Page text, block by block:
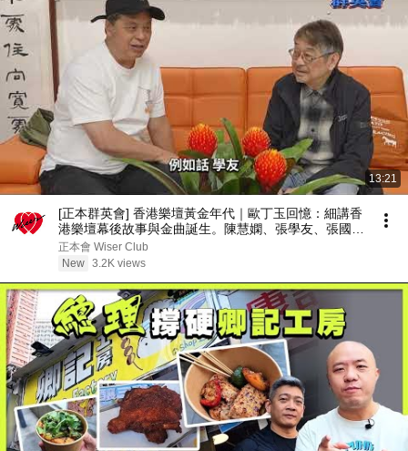
13:21
[正本群英會] 香港樂壇黃金年代｜歐丁玉回憶：細講香
港樂壇幕後故事與金曲誕生。陳慧嫻、張學友、張國
榮、鄧麗君、鄺美雲錄音室秘聞全公開 | 歐丁玉篇 part
1
正本會 Wiser Club
New 3.2K views